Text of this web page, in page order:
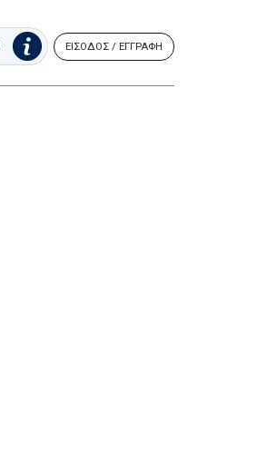
ΕΙΣΟΔΟΣ / ΕΓΓΡΑΦΗ